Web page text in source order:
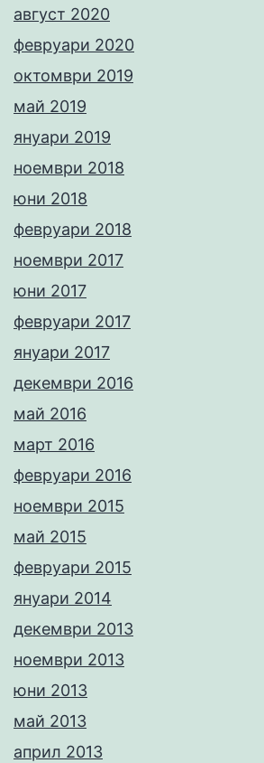
август 2020
февруари 2020
октомври 2019
май 2019
януари 2019
ноември 2018
юни 2018
февруари 2018
ноември 2017
юни 2017
февруари 2017
януари 2017
декември 2016
май 2016
март 2016
февруари 2016
ноември 2015
май 2015
февруари 2015
януари 2014
декември 2013
ноември 2013
юни 2013
май 2013
април 2013